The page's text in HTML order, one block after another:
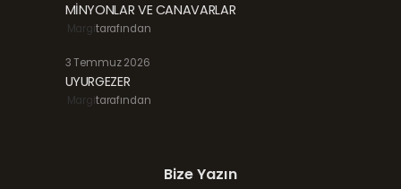
MİNYONLAR VE CANAVARLAR
Margitarafından
3 Temmuz 2026
UYURGEZER
Margitarafından
Bize Yazın